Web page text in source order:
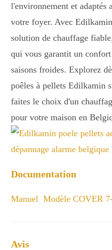
l'environnement et adaptés
votre foyer. Avec
solution de chauffage
qui vous garantit un
saisons froides. Explorez
poêles à pellets Edilkamin
faites le choix d'un
pour votre maison en
Documentation
Manuel Modèle COVER
Avis